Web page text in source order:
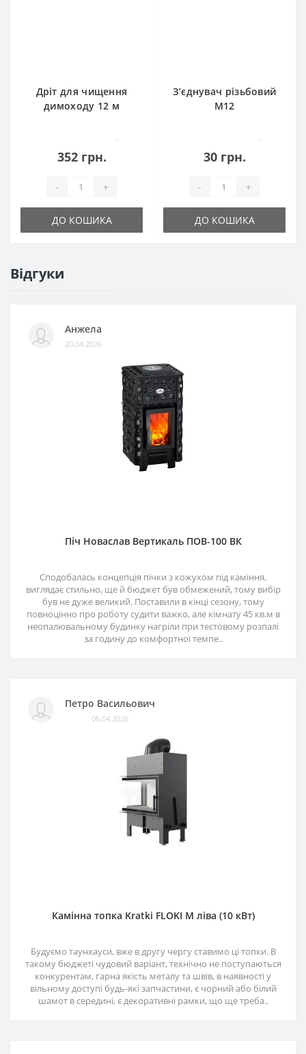
Дріт для чищення
димоходу 12 м
352 грн.
- +
ДО КОШИКА
З’єднувач різьбовий
М12
30 грн.
- +
ДО КОШИКА
Відгуки
Анжела
20.04.2026
Піч Новаслав Вертикаль ПОВ-100 ВК
Сподобалась концепція пічки з кожухом під каміння,
виглядає стильно, ще й бюджет був обмежений, тому вибір
був не дуже великий. Поставили в кінці сезону, тому
повноцінно про роботу судити важко, але кімнату 45 кв.м в
неопалювальному будинку нагріли при тестовому розпалі
за годину до комфортної темпе..
Петро Васильович
06.04.2026
Камінна топка Kratki FLOKI M ліва (10 кВт)
Будуємо таунхауси, вже в другу чергу ставимо ці топки. В
такому бюджеті чудовий варіант, технічно не поступаються
конкурентам, гарна якість металу та швів, в наявності у
вільному доступі будь-які запчастини, є чорний або білий
шамот в середині, є декоративні рамки, що ще треба..